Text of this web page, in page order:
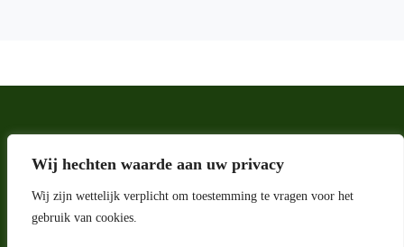
Wij hechten waarde aan uw privacy
Wij zijn wettelijk verplicht om toestemming te vragen voor het
gebruik van cookies.